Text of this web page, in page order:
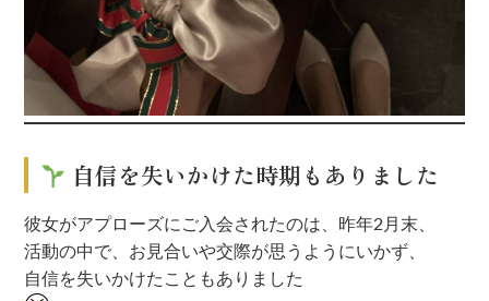
自信を失いかけた時期もありました
彼女がアプローズにご入会されたのは、昨年2月末、
活動の中で、お見合いや交際が思うようにいかず、
自信を失いかけたこともありました